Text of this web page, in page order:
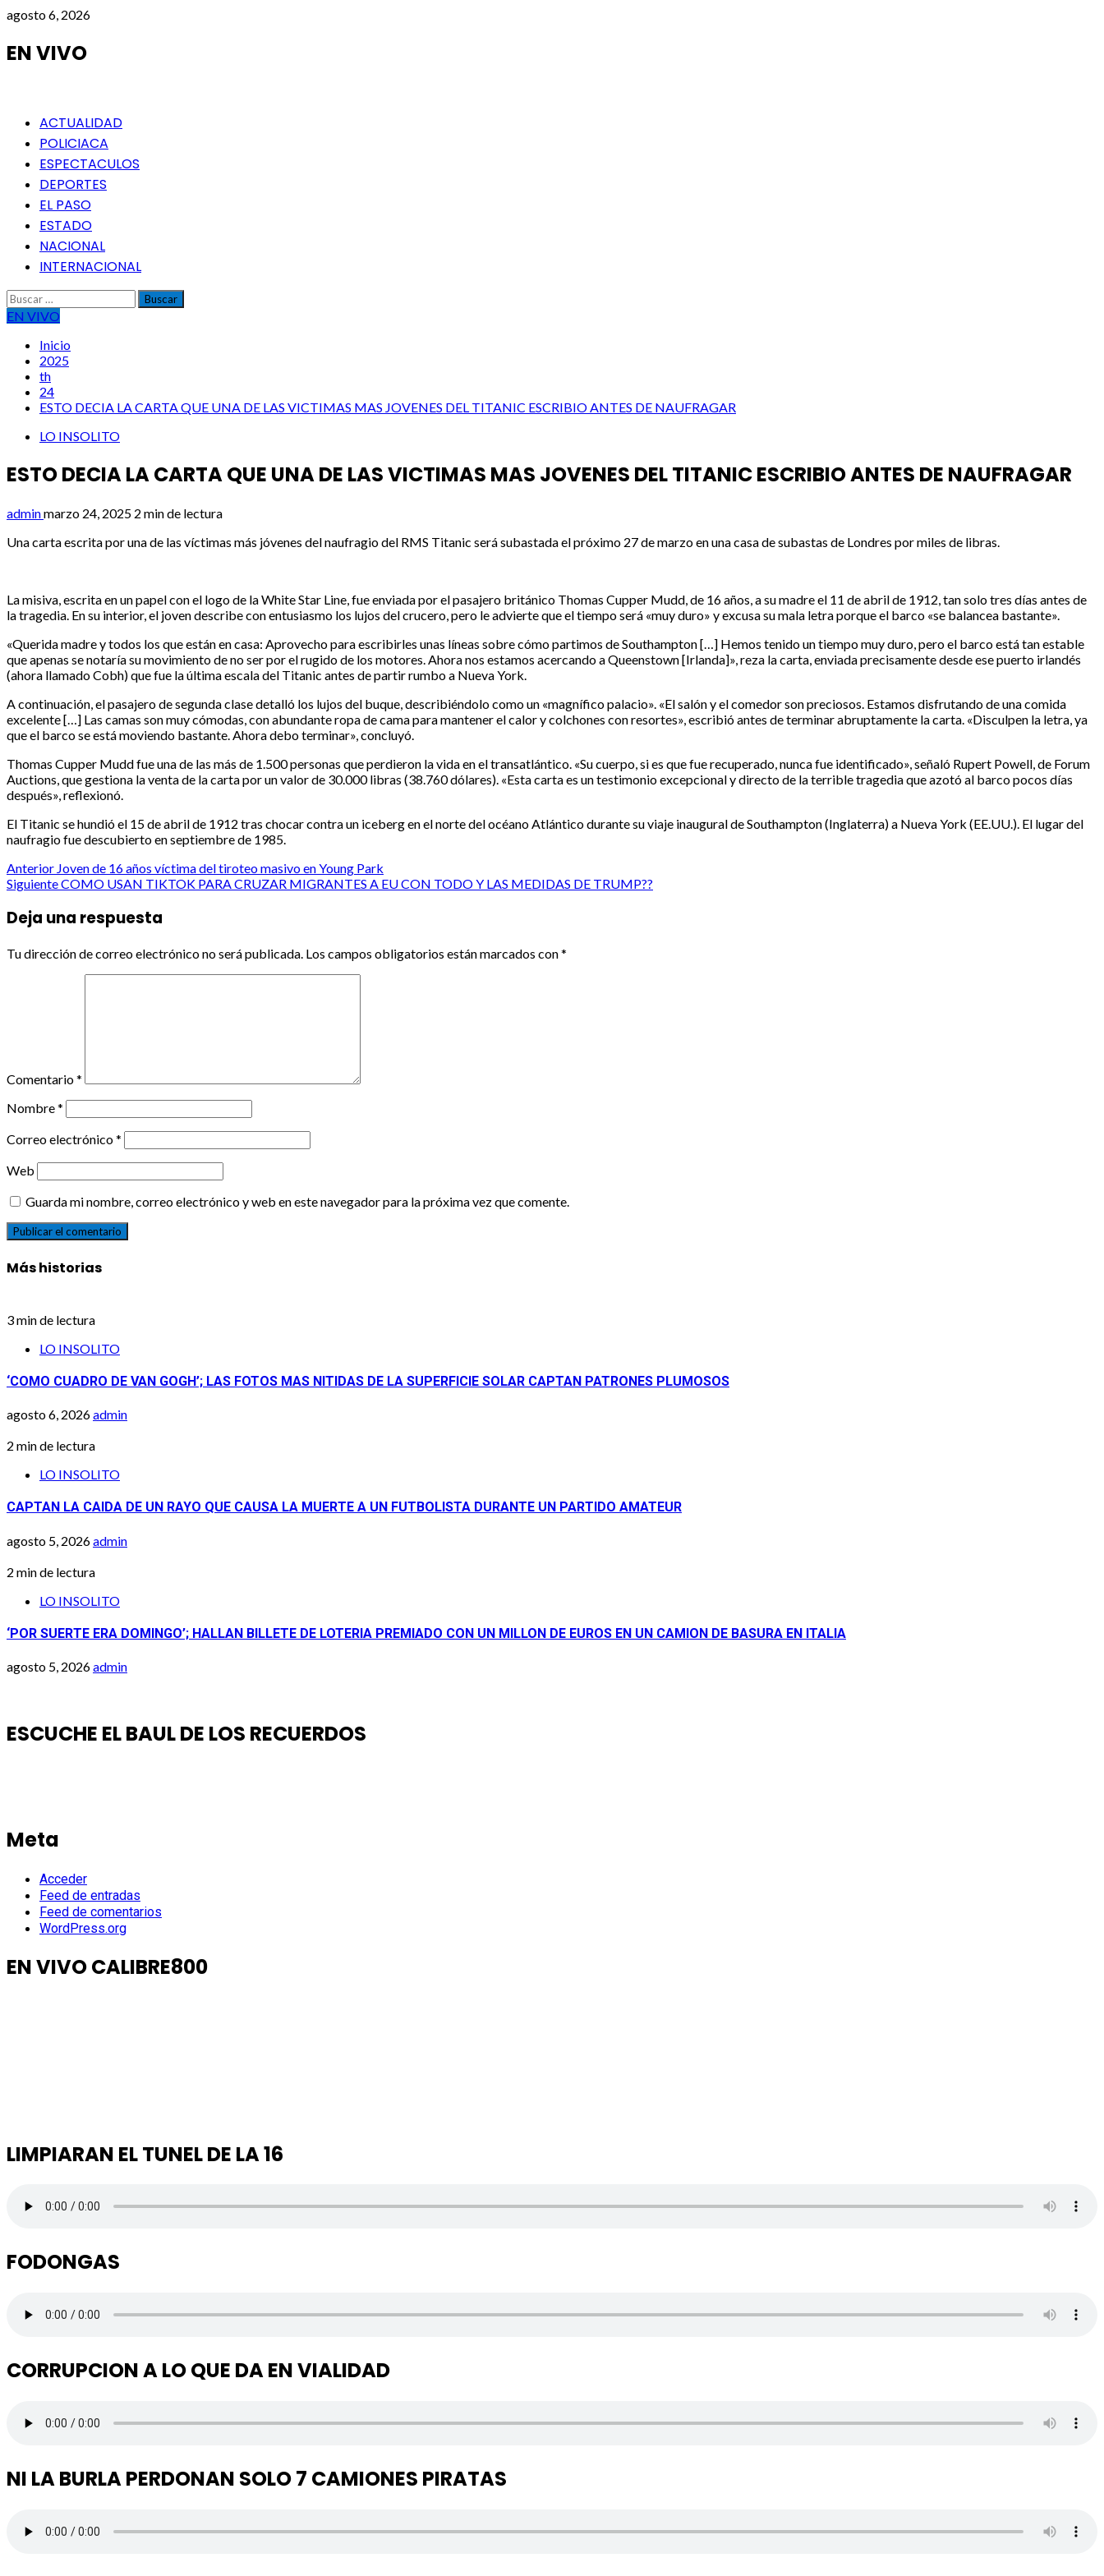
Saltar
contenido
agosto 6, 2026
EN VIVO
Menú
principal
ACTUALIDAD
POLICIACA
ESPECTACULOS
DEPORTES
EL PASO
ESTADO
NACIONAL
INTERNACIONAL
Buscar:
EN VIVO
Inicio
2025
th
24
ESTO DECIA LA CARTA QUE UNA DE LAS VICTIMAS MAS JOVENES DEL TITANIC ESCRIBIO ANTES DE NAUFRAGAR
LO INSOLITO
ESTO DECIA LA CARTA QUE UNA DE LAS VICTIMAS MAS JOVENES DEL TITANIC ESCRIBIO ANTES DE NAUFRAGAR
adminmarzo 24, 2025 2 min de lectura
Una carta escrita por una de las víctimas más jóvenes del naufragio del RMS Titanic será subastada el próximo 27 de marzo en una casa de subastas de Londres por miles de libras.
La misiva, escrita en un papel con el logo de la White Star Line, fue enviada por el pasajero británico Thomas Cupper Mudd, de 16 años, a su madre el 11 de abril de 1912, tan solo tres días antes de
la tragedia. En su interior, el joven describe con entusiasmo los lujos del crucero, pero le advierte que el tiempo será «muy duro» y excusa su mala letra porque el barco «se balancea bastante».
«Querida madre y todos los que están en casa: Aprovecho para escribirles unas líneas sobre cómo partimos de Southampton […] Hemos tenido un tiempo muy duro, pero el barco está tan estable
que apenas se notaría su movimiento de no ser por el rugido de los motores. Ahora nos estamos acercando a Queenstown [Irlanda]», reza la carta, enviada precisamente desde ese puerto irlandés
(ahora llamado Cobh) que fue la última escala del Titanic antes de partir rumbo a Nueva York.
A continuación, el pasajero de segunda clase detalló los lujos del buque, describiéndolo como un «magnífico palacio». «El salón y el comedor son preciosos. Estamos disfrutando de una comida
excelente […] Las camas son muy cómodas, con abundante ropa de cama para mantener el calor y colchones con resortes», escribió antes de terminar abruptamente la carta. «Disculpen la letra, ya
que el barco se está moviendo bastante. Ahora debo terminar», concluyó.
Thomas Cupper Mudd fue una de las más de 1.500 personas que perdieron la vida en el transatlántico. «Su cuerpo, si es que fue recuperado, nunca fue identificado», señaló Rupert Powell, de Forum
Auctions, que gestiona la venta de la carta por un valor de 30.000 libras (38.760 dólares). «Esta carta es un testimonio excepcional y directo de la terrible tragedia que azotó al barco pocos días
después», reflexionó.
El Titanic se hundió el 15 de abril de 1912 tras chocar contra un iceberg en el norte del océano Atlántico durante su viaje inaugural de Southampton (Inglaterra) a Nueva York (EE.UU.). El lugar del
naufragio fue descubierto en septiembre de 1985.
Post
Anterior Joven de 16 años víctima del tiroteo masivo en Young Park
SiguienteCOMO USAN TIKTOK PARA CRUZAR MIGRANTES A EU CON TODO Y LAS MEDIDAS DE TRUMP??
Deja una respuesta
Tu dirección de correo electrónico no será publicada. Los campos obligatorios están marcados con*
Comentario*
Nombre*
Correo electrónico*
Web
Guarda mi nombre, correo electrónico y web en este navegador para la próxima vez que comente.
Más historias
3 min de lectura
LO INSOLITO
‘COMO CUADRO DE VAN GOGH’; LAS FOTOS MAS NITIDAS DE LA SUPERFICIE SOLAR CAPTAN PATRONES PLUMOSOS
agosto 6, 2026admin
2 min de lectura
LO INSOLITO
CAPTAN LA CAIDA DE UN RAYO QUE CAUSA LA MUERTE A UN FUTBOLISTA DURANTE UN PARTIDO AMATEUR
agosto 5, 2026admin
2 min de lectura
LO INSOLITO
‘POR SUERTE ERA DOMINGO’; HALLAN BILLETE DE LOTERIA PREMIADO CON UN MILLON DE EUROS EN UN CAMION DE BASURA EN ITALIA
agosto 5, 2026admin
ESCUCHE EL BAUL DE LOS RECUERDOS
Meta
Acceder
Feed de entradas
Feed de comentarios
WordPress.org
EN VIVO CALIBRE800
LIMPIARAN EL TUNEL DE LA 16
FODONGAS
CORRUPCION A LO QUE DA EN VIALIDAD
NI LA BURLA PERDONAN SOLO 7 CAMIONES PIRATAS